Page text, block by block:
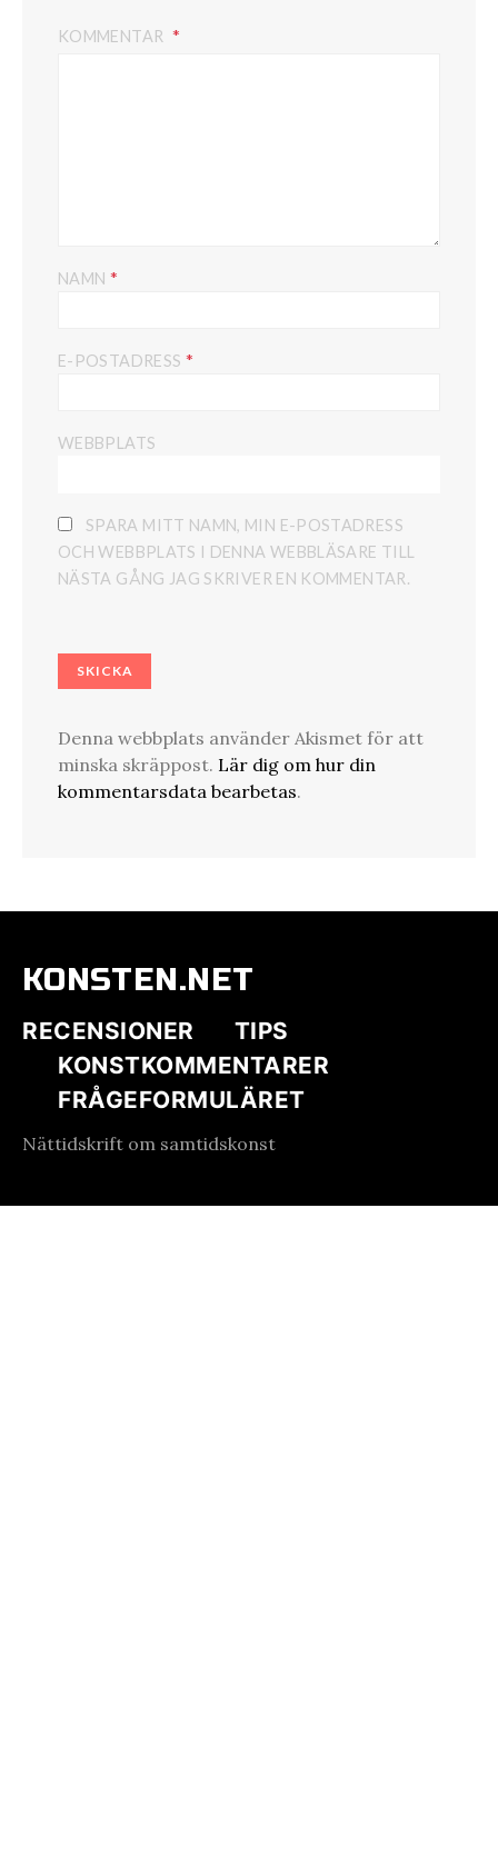
KOMMENTAR
NAMN *
E-POSTADRESS *
WEBBPLATS
SPARA MITT NAMN, MIN E-POSTADRESS
OCH WEBBPLATS I DENNA WEBBLÄSARE TILL
NÄSTA GÅNG JAG SKRIVER EN KOMMENTAR.
Denna webbplats använder Akismet för att
minska skräppost. Lär dig om hur din
kommentarsdata bearbetas.
KONSTEN.NET
RECENSIONER
TIPS
KONSTKOMMENTARER
FRÅGEFORMULÄRET
Nättidskrift om samtidskonst